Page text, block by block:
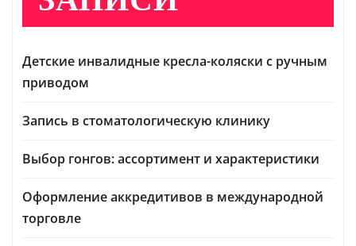
Детские инвалидные кресла-коляски с ручным
приводом
Запись в стоматологическую клинику
Выбор гонгов: ассортимент и характеристики
Оформление аккредитивов в международной
торговле